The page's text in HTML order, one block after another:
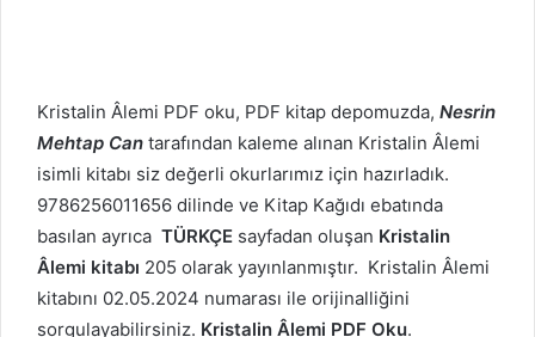
Kristalin Âlemi PDF oku, PDF kitap depomuzda, Nesrin
Mehtap Can tarafından kaleme alınan Kristalin Âlemi
isimli kitabı siz değerli okurlarımız için hazırladık.
9786256011656 dilinde ve Kitap Kağıdı ebatında
basılan ayrıca TÜRKÇE sayfadan oluşan Kristalin
Âlemi kitabı 205 olarak yayınlanmıştır. Kristalin Âlemi
kitabını 02.05.2024 numarası ile orijinalliğini
sorgulayabilirsiniz. Kristalin Âlemi PDF Oku.